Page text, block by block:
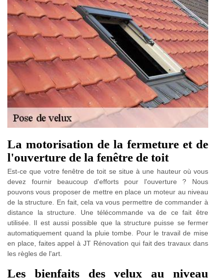
La motorisation de la fermeture et de
l'ouverture de la fenêtre de toit
Est-ce que votre fenêtre de toit se situe à une hauteur où vous
devez fournir beaucoup d'efforts pour l'ouverture ? Nous
pouvons vous proposer de mettre en place un moteur au niveau
de la structure. En fait, cela va vous permettre de commander à
distance la structure. Une télécommande va de ce fait être
utilisée. Il est aussi possible que la structure puisse se fermer
automatiquement quand la pluie tombe. Pour le travail de mise
en place, faites appel à JT Rénovation qui fait des travaux dans
les règles de l'art.
Les bienfaits des velux au niveau